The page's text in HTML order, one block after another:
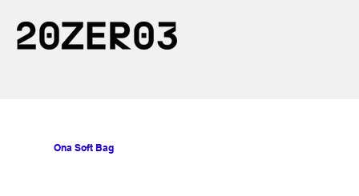
Ona Soft Bag